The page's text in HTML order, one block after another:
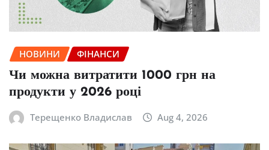
НОВИНИ ФІНАНСИ
Чи можна витратити 1000 грн на
продукти у 2026 році
Терещенко Владислав Aug 4, 2026